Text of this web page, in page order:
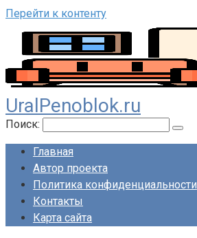
Перейти к контенту
UralPenoblok.ru
Поиск:
Главная
Автор проекта
Политика конфиденциальности
Контакты
Карта сайта